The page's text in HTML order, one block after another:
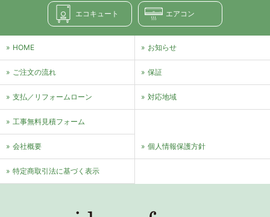
エコキュート エアコン
HOME お知らせ
ご注文の流れ 保証
支払／リフォームローン 対応地域
⼯事無料⾒積フォーム
会社概要 個⼈情報保護⽅針
特定商取引法に基づく表⽰